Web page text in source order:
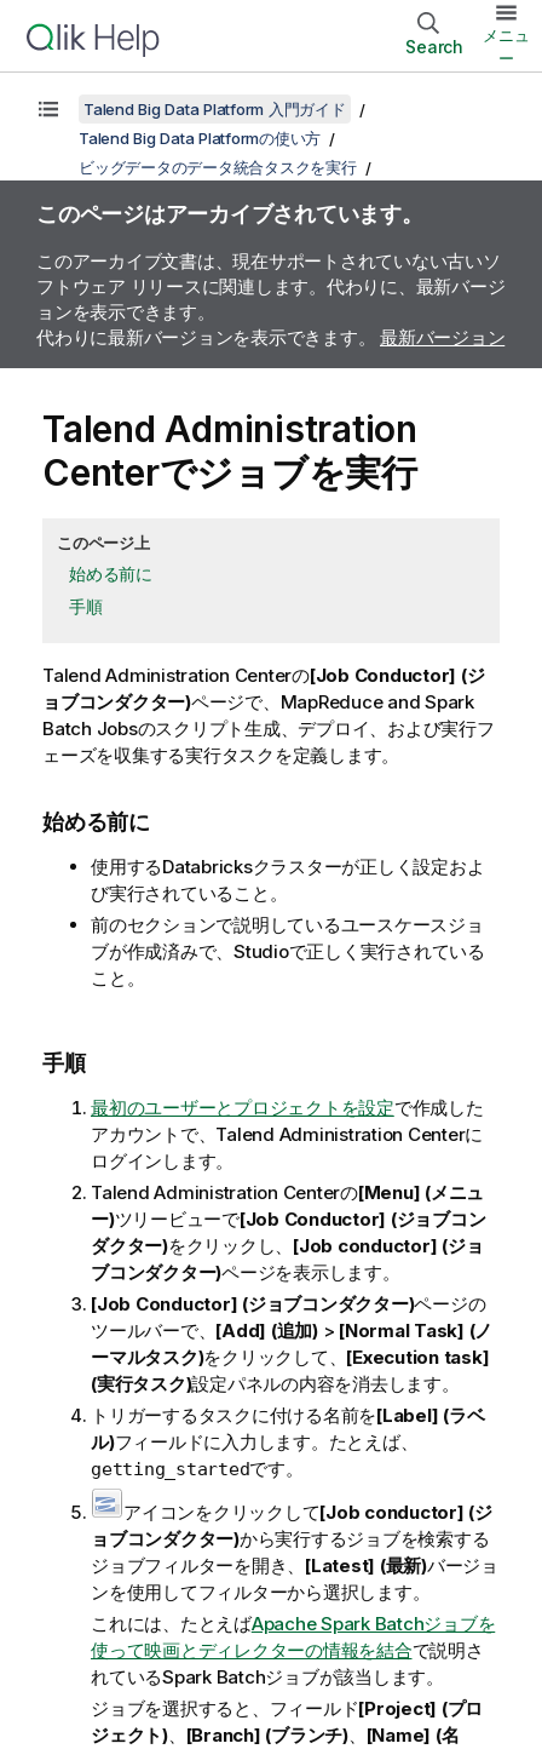
Search
メニュ
ー
Talend Big Data Platform 入門ガイド
Talend Big Data Platformの使い方
ビッグデータのデータ統合タスクを実行
このページはアーカイブされています。
このアーカイブ文書は、現在サポートされていない古いソ
フトウェア リリースに関連します。代わりに、最新バージ
ョンを表示できます。
代わりに最新バージョンを表示できます。 最新バージョン
Talend Administration
Centerでジョブを実行
このページ上
始める前に
手順
Talend Administration Centerの[Job Conductor] (ジ
ョブコンダクター)ページで、 MapReduce and Spark
Batch Jobsのスクリプト生成、デプロイ、および実行フ
ェーズを収集する実行タスクを定義します。
始める前に
使用するDatabricksクラスターが正しく設定およ
び実行されていること。
前のセクションで説明しているユースケースジョ
ブが作成済みで、Studioで正しく実行されている
こと。
手順
最初のユーザーとプロジェクトを設定で作成した
アカウントで、 Talend Administration Centerに
ログインします。
Talend Administration Centerの[Menu] (メニュ
ー)ツリービューで[Job Conductor] (ジョブコン
ダクター)をクリックし、 [Job conductor] (ジョ
ブコンダクター)ページを表示します。
[Job Conductor] (ジョブコンダクター)ページの
ツールバーで、 [Add] (追加)> [Normal Task] (ノ
ーマルタスク)をクリックして、 [Execution task]
(実行タスク)設定パネルの内容を消去します。
トリガーするタスクに付ける名前を[Label] (ラベ
ル)フィールドに入力します。たとえば、
getting_startedです。
アイコンをクリックして[Job conductor] (ジ
ョブコンダクター)から実行するジョブを検索する
ジョブフィルターを開き、 [Latest] (最新)バージョ
ンを使用してフィルターから選択します。
これには、たとえばApache Spark Batchジョブを
使って映画とディレクターの情報を結合で説明さ
れているSpark Batchジョブが該当します。
ジョブを選択すると、フィールド[Project] (プロ
ジェクト)、 [Branch] (ブランチ)、 [Name] (名